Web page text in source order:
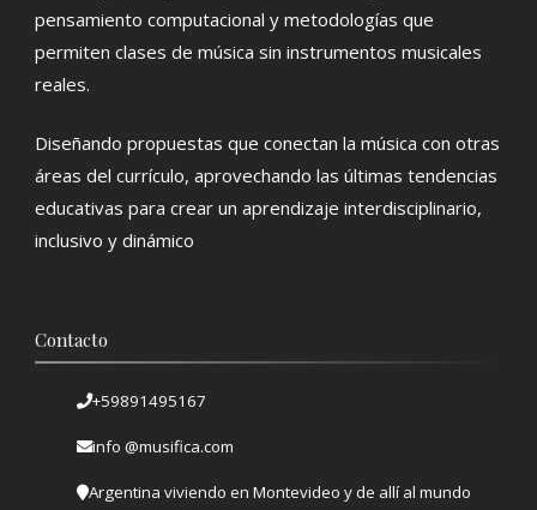
pensamiento computacional y metodologías que
permiten clases de música sin instrumentos musicales
reales.
Diseñando propuestas que conectan la música con otras
áreas del currículo, aprovechando las últimas tendencias
educativas para crear un aprendizaje interdisciplinario,
inclusivo y dinámico
Contacto
+59891495167
info @musifica.com
Argentina viviendo en Montevideo y de allí al mundo